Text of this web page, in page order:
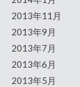
2013年11月
2013年9月
2013年7月
2013年6月
2013年5月